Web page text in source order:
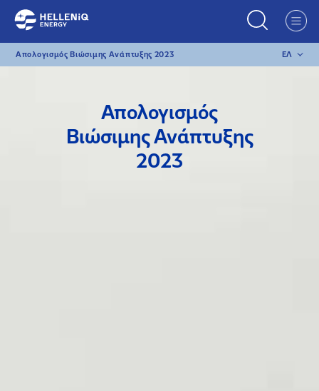
Απολογισμός Βιώσιμης Ανάπτυξης 2023 ΕΛ
Απολογισμός
Βιώσιμης Ανάπτυξης
2023